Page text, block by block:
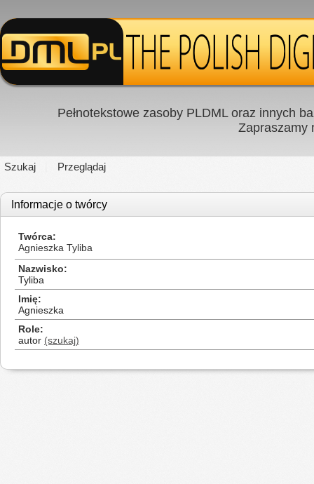
Pełnotekstowe zasoby PLDML oraz innych
Zapraszamy
Szukaj Przeglądaj
Informacje o twórcy
Twórca
Agnieszka Tyliba
Nazwisko
Tyliba
Imię
Agnieszka
Role
autor (szukaj)